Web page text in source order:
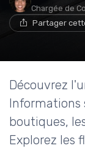
Chargée de
Partager
Découvrez
Informations
boutiques,
Explorez les